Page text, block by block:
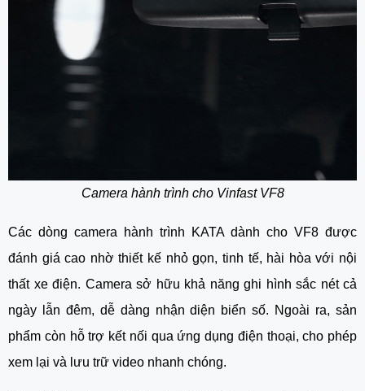
Camera hành trình cho Vinfast VF8
Các dòng camera hành trình KATA dành cho VF8 được
đánh giá cao nhờ thiết kế nhỏ gọn, tinh tế, hài hòa với nội
thất xe điện. Camera sở hữu khả năng ghi hình sắc nét cả
ngày lẫn đêm, dễ dàng nhận diện biển số. Ngoài ra, sản
phẩm còn hỗ trợ kết nối qua ứng dụng điện thoại, cho phép
xem lại và lưu trữ video nhanh chóng.